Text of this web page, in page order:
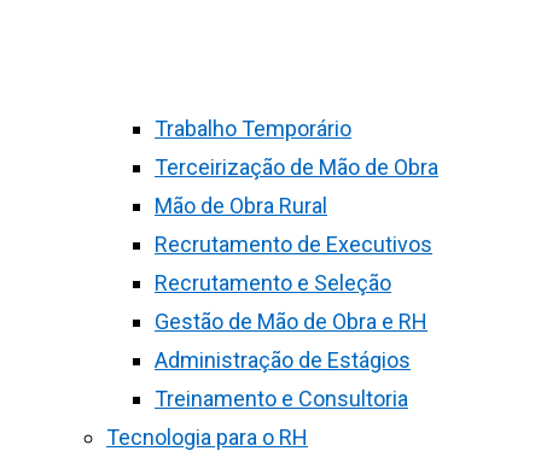
Trabalho Temporário
Terceirização de Mão de Obra
Mão de Obra Rural
Recrutamento de Executivos
Recrutamento e Seleção
Gestão de Mão de Obra e RH
Administração de Estágios
Treinamento e Consultoria
Tecnologia para o RH